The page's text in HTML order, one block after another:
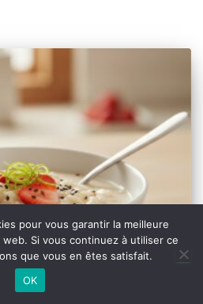
pour vous garantir la meilleure
Si vous continuez à utiliser ce
que vous en êtes satisfait.
OK